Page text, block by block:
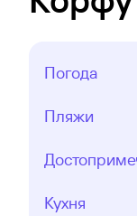
Погода
Пляжи
Кухня